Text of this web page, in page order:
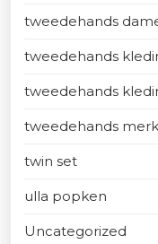
tweedehands
tweedehands
tweedehands
tweedehands
twin set
ulla popken
Uncategorized